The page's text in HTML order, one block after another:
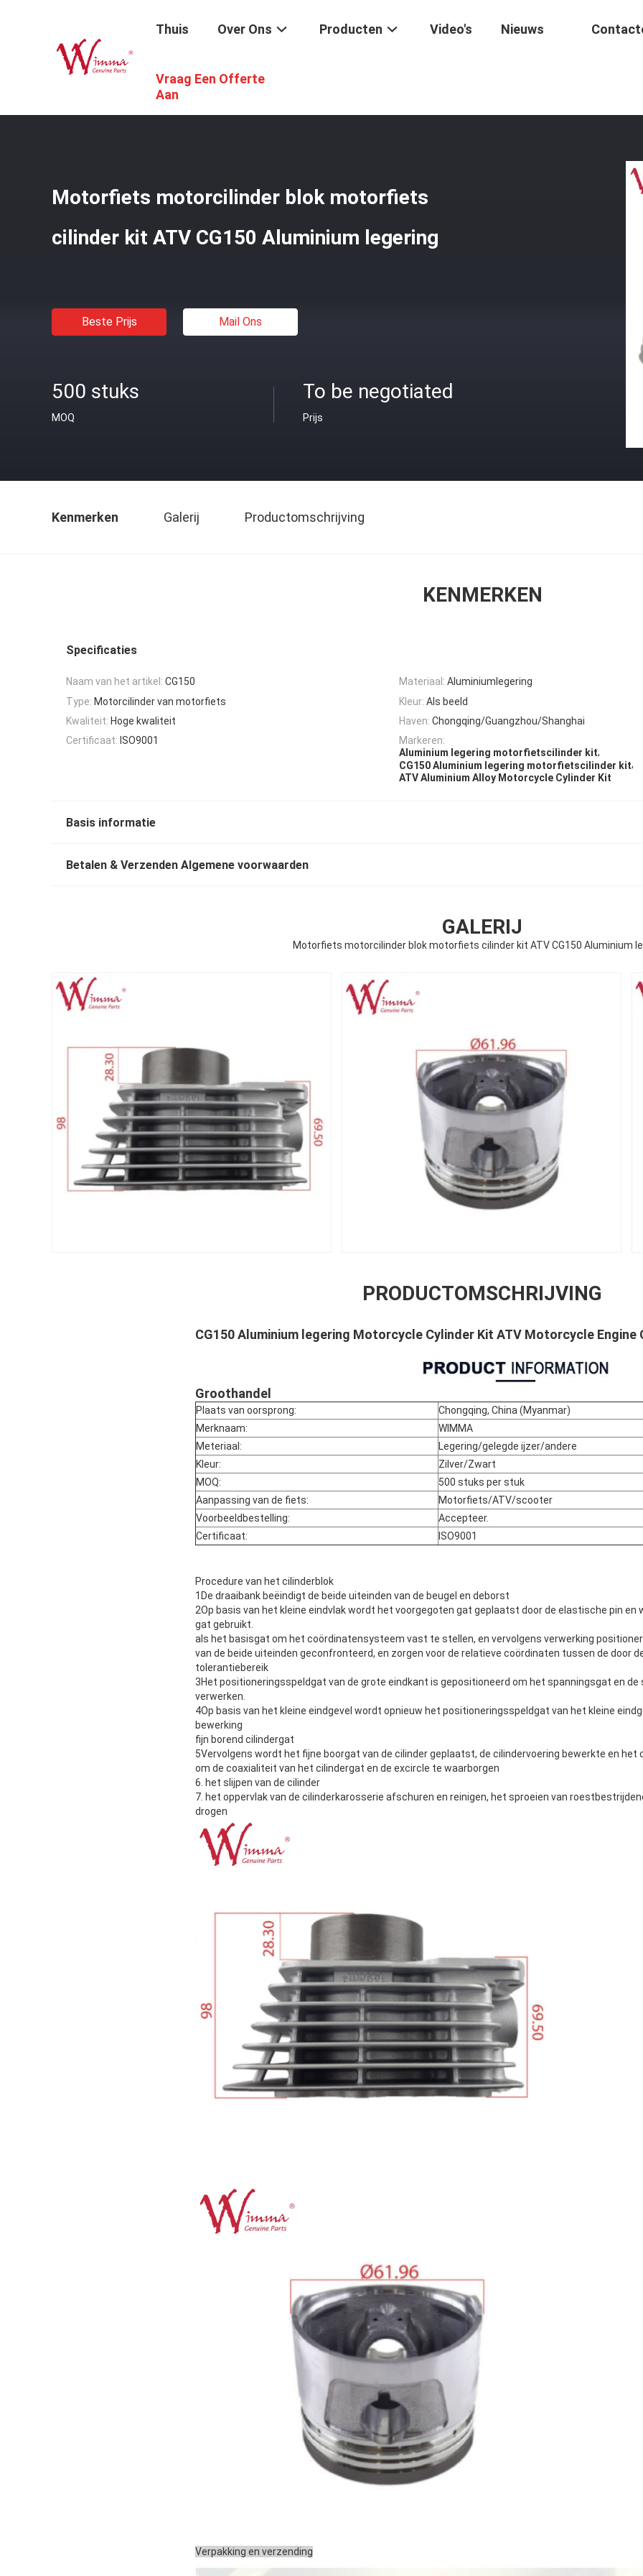
Thuis Over Ons Producten Video's Nieuws
Vraag Een Offerte
Aan
Thuis / De Vervangstukken Van De Motorfietsmotor
Motorfiets motorcilinder blok motorfiets
cilinder kit ATV CG150 Aluminium legering
Beste Prijs Mail Ons
500 stuks
MOQ
To be negotiated
Prijs
Kenmerken Galerij Productomschrijving
KENMERKEN
Specificaties
Naam van het artikel: CG150 Materiaal: Aluminiumlegering
Type: Motorcilinder van motorfiets Kleur: Als beeld
Kwaliteit: Hoge kwaliteit Haven: Chongqing/Guangzhou/Shanghai
Certificaat: ISO9001
Markeren:
Aluminium legering motorfietscilinder kit,
CG150 Aluminium legering motorfietscilinder kit,
ATV Aluminium Alloy Motorcycle Cylinder Kit
Basis informatie
Betalen & Verzenden Algemene voorwaarden
GALERIJ
Motorfiets motorcilinder blok motorfiets cilinder kit ATV CG150 Aluminium
PRODUCTOMSCHRIJVING
CG150 Aluminium legering Motorcycle Cylinder Kit ATV Motorcycle Engine
Groothandel
Plaats van oorsprong:
Chongqing, China (Myanmar)
Merknaam:
WIMMA
Meteriaal:
Legering/gelegde ijzer/andere
Kleur:
Zilver/Zwart
MOQ:
500 stuks per stuk
Aanpassing van de fiets:
Motorfiets/ATV/scooter
Voorbeeldbestelling:
Accepteer.
Certificaat:
ISO9001
Procedure van het cilinderblok
1De draaibank beëindigt de beide uiteinden van de beugel en deborst
2Op basis van het kleine eindvlak wordt het voorgegoten gat geplaatst door de elastische pin
gat gebruikt.
als het basisgat om het coördinatensysteem vast te stellen, en vervolgens verwerking
van de beide uiteinden geconfronteerd, en zorgen voor de relatieve coördinaten tussen de door
tolerantiebereik
3Het positioneringsspeldgat van de grote eindkant is gepositioneerd om het spanningsgat en de
verwerken.
4Op basis van het kleine eindgevel wordt opnieuw het positioneringsspeldgat van het kleine
bewerking
fijn borend cilindergat
5Vervolgens wordt het fijne boorgat van de cilinder geplaatst, de cilindervoering bewerkte en het
om de coaxialiteit van het cilindergat en de excircle te waarborgen
6. het slijpen van de cilinder
7. het oppervlak van de cilinderkarosserie afschuren en reinigen, het sproeien van
drogen
Verpakking en verzending